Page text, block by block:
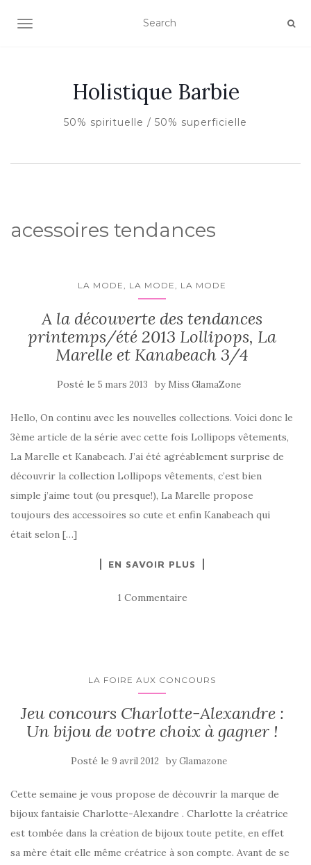
AFFICHER/MASQUER LA NAVIGATION
Holistique Barbie
50% spirituelle / 50% superficielle
acessoires tendances
LA MODE, LA MODE, LA MODE
A la découverte des tendances
printemps/été 2013 Lollipops, La
Marelle et Kanabeach 3/4
Posté le 5 mars 2013 by Miss GlamaZone
Hello, On continu avec les nouvelles collections. Voici donc le
3ème article de la série avec cette fois Lollipops vêtements,
La Marelle et Kanabeach. J’ai été agréablement surprise de
découvrir la collection Lollipops vêtements, c’est bien
simple j’aime tout (ou presque!), La Marelle propose
toujours des accessoires so cute et enfin Kanabeach qui
était selon […]
EN SAVOIR PLUS
1 Commentaire
LA FOIRE AUX CONCOURS
Jeu concours Charlotte-Alexandre :
Un bijou de votre choix à gagner !
Posté le 9 avril 2012 byGlamazone
Cette semaine je vous propose de découvrir la marque de
bijoux fantaisie Charlotte-Alexandre . Charlotte la créatrice
est tombée dans la création de bijoux toute petite, en effet
sa mère était elle même créatrice à son compte. Avant de se